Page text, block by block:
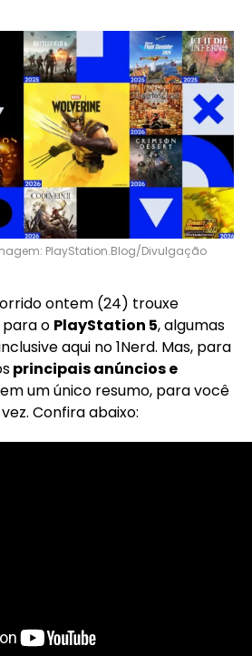
PlayStation.Blog/Divulgação
ontem (24) trouxe
para o PlayStation 5, algumas
aqui no 1Nerd. Mas, para
principais anúncios e
um único resumo, para você
Confira abaixo: